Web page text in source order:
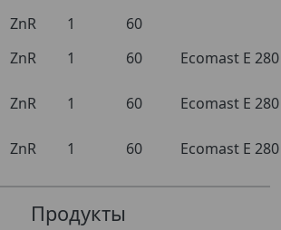
ZnR 1
60
ZnR 1 60 Ecomast E 280
ZnR 1 60 Ecomast E 280
ZnR 1 60 Ecomast E 280
Продукты